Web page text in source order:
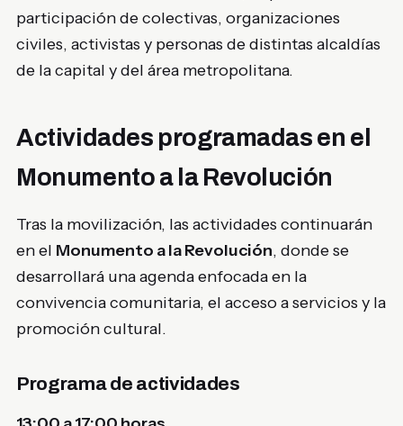
participación de colectivas, organizaciones
civiles, activistas y personas de distintas alcaldías
de la capital y del área metropolitana.
Actividades programadas en el
Monumento a la Revolución
Tras la movilización, las actividades continuarán
en el Monumento a la Revolución, donde se
desarrollará una agenda enfocada en la
convivencia comunitaria, el acceso a servicios y la
promoción cultural.
Programa de actividades